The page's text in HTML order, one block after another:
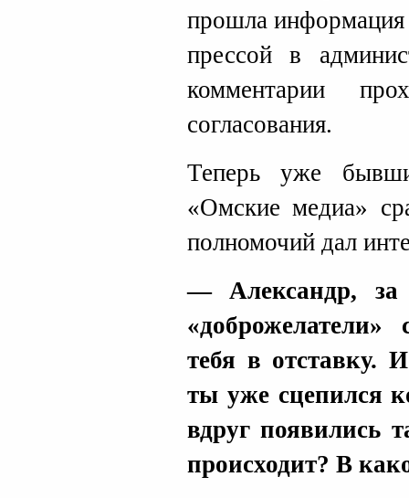
прошла информация
прессой в
комментарии
согласования.
Теперь уже
«Омские медиа»
полномочий дал
— Александр, за
«доброжелатели»
тебя в отставку.
ты уже сцепился
вдруг появились
происходит? В